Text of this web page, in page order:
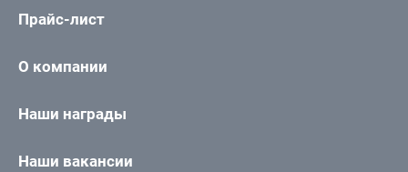
Прайс-лист
О компании
Наши награды
Наши вакансии